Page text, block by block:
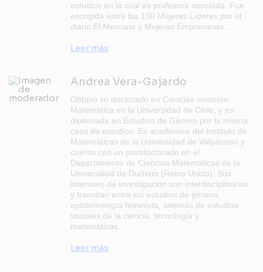
estudios en la cual es profesora asociada. Fue
escogida entre las 100 Mujeres Líderes por el
diario El Mercurio y Mujeres Empresarias…
Leer más
Andrea Vera-Gajardo
Obtuvo su doctorado en Ciencias mención
Matemática en la Universidad de Chile, y es
diplomada en Estudios de Género por la misma
casa de estudios. Es académica del Instituto de
Matemáticas de la Universidad de Valparaíso y
cuenta con un postdoctorado en el
Departamento de Ciencias Matemáticas de la
Universidad de Durham (Reino Unido). Sus
intereses de investigación son interdisciplinarios
y transitan entre los estudios de género,
epistemología feminista, además de estudios
sociales de la ciencia, tecnología y
matemáticas…
Leer más